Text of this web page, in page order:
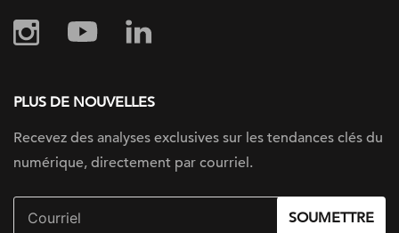
PLUS DE NOUVELLES
Recevez des analyses exclusives sur les tendances clés du
numérique, directement par courriel.
SOUMETTRE